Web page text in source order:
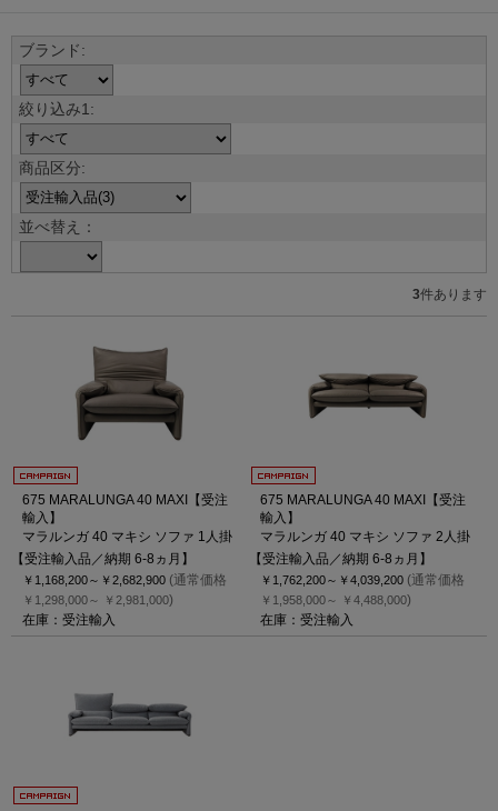
並べ替え：
3件あります
675 MARALUNGA 40 MAXI【受注
輸入】
マラルンガ 40 マキシ ソファ 1人掛
【受注輸入品／納期 6-8ヵ月】
￥1,168,200～ ￥2,682,900 (通常価格
￥1,298,000～ ￥2,981,000)
在庫：受注輸入
675 MARALUNGA 40 MAXI【受注
輸入】
マラルンガ 40 マキシ ソファ 2人掛
【受注輸入品／納期 6-8ヵ月】
￥1,762,200～ ￥4,039,200 (通常価格
￥1,958,000～ ￥4,488,000)
在庫：受注輸入